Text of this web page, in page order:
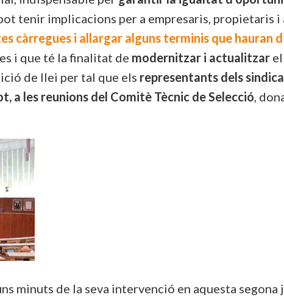
tenir implicacions per a empresaris, propietaris
càrregues i allargar alguns terminis que hauran
i que té la finalitat de modernitzar i actualitzar
de llei per tal que els representants dels
a les reunions del Comitè Tècnic de Selecció,
minuts de la seva intervenció en aquesta